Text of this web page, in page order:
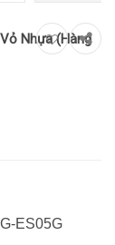
Nhựa (Hàng
ES05G